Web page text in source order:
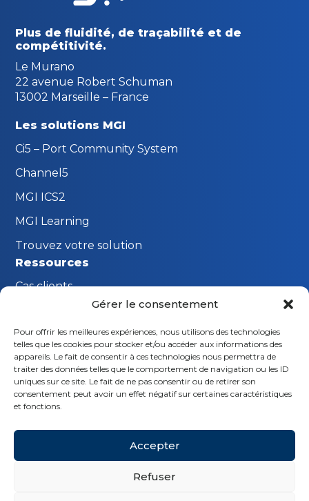
Gérer le consentement
Pour offrir les meilleures expériences, nous utilisons des technologies
telles que les cookies pour stocker et/ou accéder aux informations des
appareils. Le fait de consentir à ces technologies nous permettra de
traiter des données telles que le comportement de navigation ou les ID
uniques sur ce site. Le fait de ne pas consentir ou de retirer son
consentement peut avoir un effet négatif sur certaines caractéristiques
et fonctions.
Accepter
Refuser
Plus de fluidité, de traçabilité et de
compétitivité.
Le Murano
22 avenue Robert Schuman
13002 Marseille – France
Les solutions MGI
Ci5 – Port Community System
Channel5
MGI ICS2
MGI Learning
Trouvez votre solution
Ressources
Cas clients
Innovations MGI
Restons en contact
Demande de démonstration
Nous contacter